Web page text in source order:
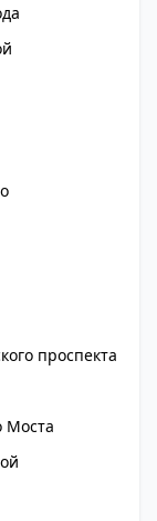
проспекта
Моста